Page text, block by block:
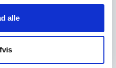
alle
har vi ellers kun
med kunder,